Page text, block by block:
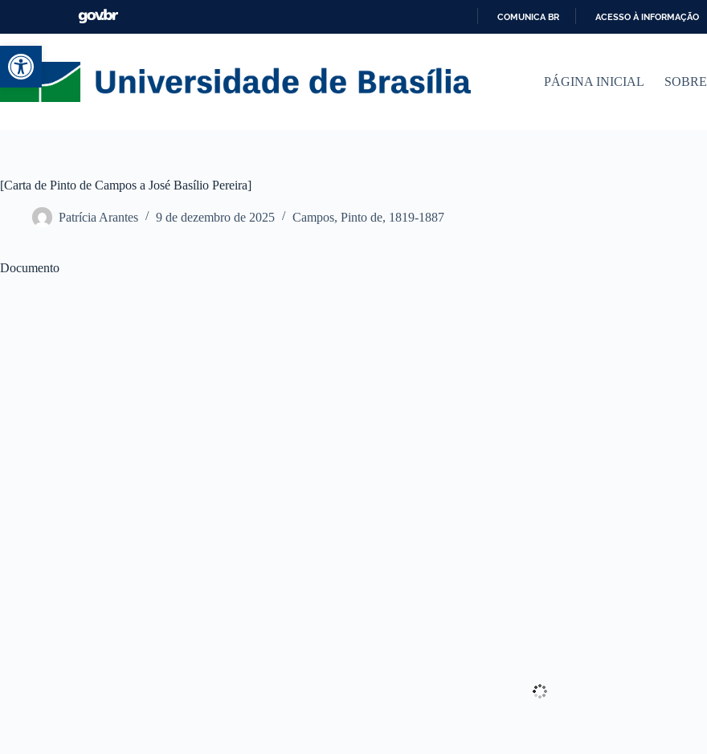
Abrir a barra de ferramentas
A
COMUNICA BR ACESSO À INFORMAÇÃO
PÁGINA INICIAL SOBRE
[Carta de Pinto de Campos a José Basílio Pereira]
Patrícia Arantes 9 de dezembro de 2025 Campos, Pinto de, 1819-1887
Documento